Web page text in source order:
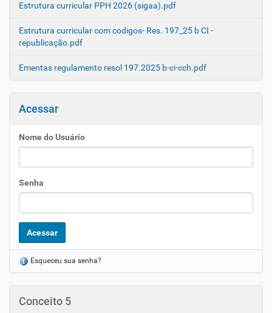
Estrutura curricular PPH 2026 (sigaa).pdf
Estrutura curricular com codigos- Res. 197_25 b CI -
republicação.pdf
Ementas regulamento resol 197.2025 b-ci-cch.pdf
Acessar
Nome do Usuário
Senha
Esqueceu sua senha?
Conceito 5